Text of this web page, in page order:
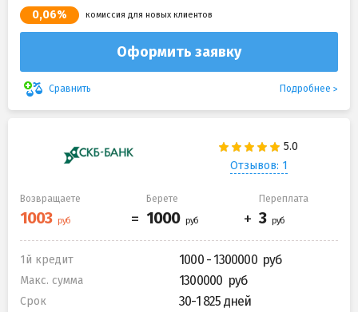
0,06% комиссия для новых клиентов
Оформить заявку
Сравнить Подробнее
Отзывов: 1
Возвращаете Берете Переплата
1й кредит 1000 - 1300000
Макс. сумма 1300000
Срок 30-1 825 дней